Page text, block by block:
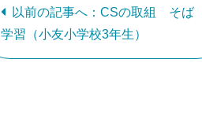
以前の記事へ：CSの取組 そば
学習（小友小学校3年生）